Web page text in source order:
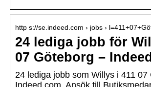
http s://se.indeed.com › jobs ›
24 lediga jobb för
07 Göteborg – Indeed
24 lediga jobb som Willys i 411 07